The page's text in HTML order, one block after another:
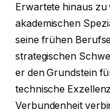
Erwartete hinaus
akademischen
seine frühen
strategischen
er den Grundstein
technische
Verbundenheit